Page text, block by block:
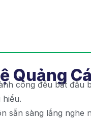
Quảng
công đều bắt đầu
hiểu.
sẵn sàng lắng nghe